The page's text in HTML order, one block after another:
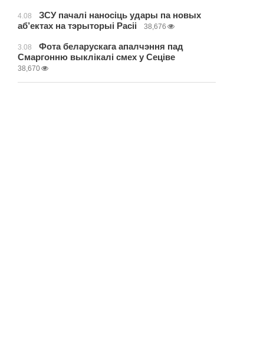
4.08
ЗСУ пачалі наносіць удары па новых
аб’ектах на тэрыторыі Расіі
38,676
3.08
Фота беларускага апалчэння пад
Смаргонню выклікалі смех у Сеціве
38,670